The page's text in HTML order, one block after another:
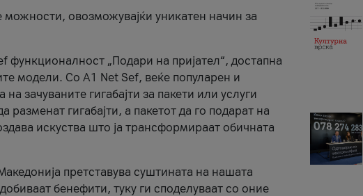
овозможувајќи уникатен начин за
функционалност „Подари на пријател“, достапна
модели. Со A1 Net Sef, веќе популарен и
зачуваните гигабајти за пакети или услуги
гигабајти, а пакетот да го подарат на
искуства што ја трансформираат обичната
претставува суштината на нашата
бенефити, туку ги споделуваат со оние